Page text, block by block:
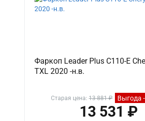
Фаркоп Leader Plus C110-E
TXL 2020 -н.в.
Старая цена: 13 881 ₽ Выгода
13 531 ₽